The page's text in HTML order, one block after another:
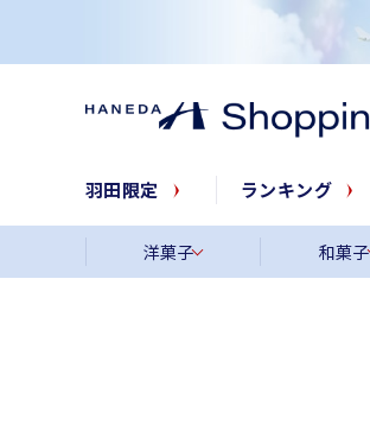
羽田限定 ランキング
洋菓子 和菓子